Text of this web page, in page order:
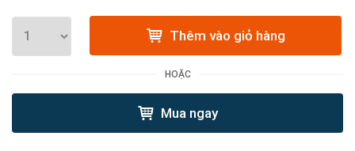
Thêm vào giỏ hàng
HOẶC
Mua ngay